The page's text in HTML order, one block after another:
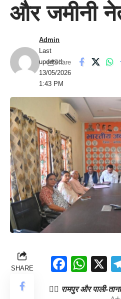
और जमीनी
Last
updated:
13/05/2026
1:43 PM
Admin
Share
SHARE X
👉🏻 रामपुर और पाली-